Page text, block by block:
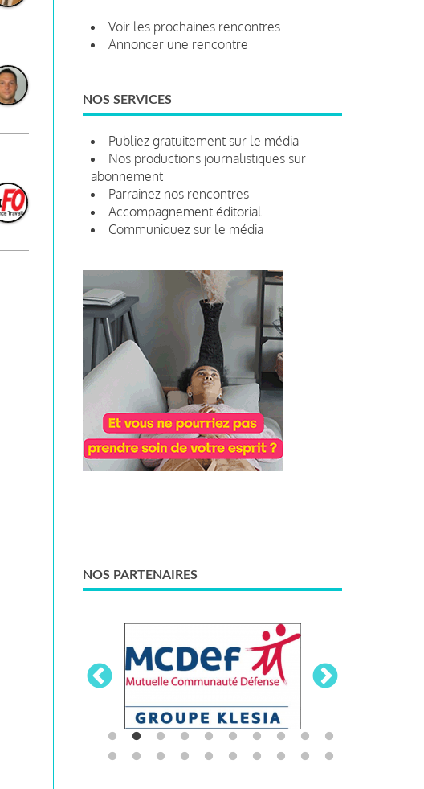
Voir les prochaines rencontres
Annoncer une rencontre
NOS SERVICES
Publiez gratuitement sur le média
Nos productions journalistiques sur
abonnement
Parrainez nos rencontres
Accompagnement éditorial
Communiquez sur le média
NOS PARTENAIRES